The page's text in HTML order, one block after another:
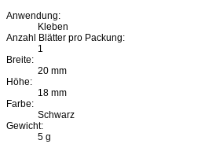
Anwendung:
Kleben
Anzahl Blätter pro Packung:
1
Breite:
20 mm
Höhe:
18 mm
Farbe:
Schwarz
Gewicht:
5 g